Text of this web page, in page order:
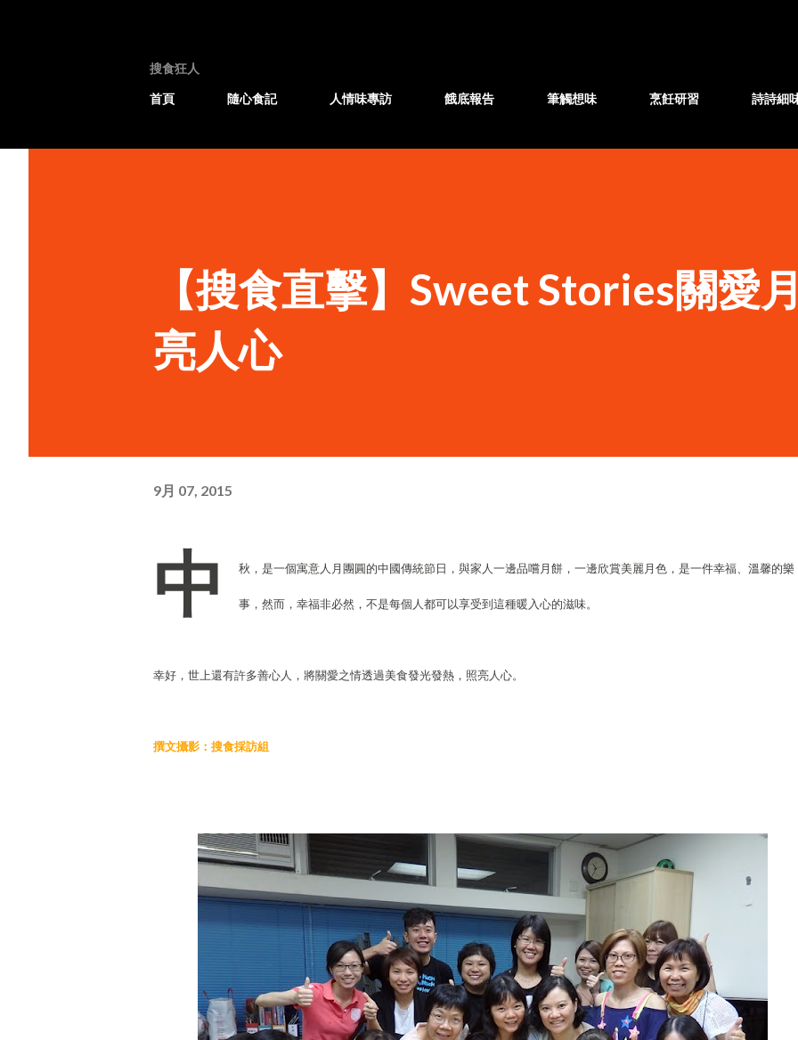
搜食狂人
首頁
隨心食記 人情味專訪 餓底報告 筆觸想味 烹飪研習 詩詩細
【搜食直擊】Sweet Stories關愛
亮人心
9月 07, 2015
中 秋，是一個寓意人月團圓的中國傳統節日，與家人一邊品嚐月餅，一邊欣賞美麗月色，是一件幸福、溫馨的樂
事，然而，幸福非必然，不是每個人都可以享受到這種暖入心的滋味。
幸好，世上還有許多善心人，將關愛之情透過美食發光發熱，照亮人心。
撰文攝影：搜食採訪組